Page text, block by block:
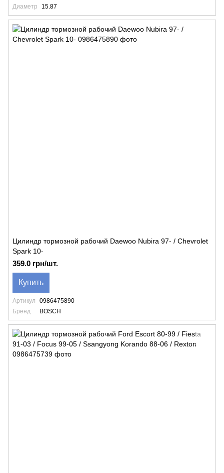
Диаметр
15.87
Цилиндр тормозной рабочий Daewoo Nubira 97- / Chevrolet
Spark 10-
359.0 грн/шт.
Купить
Артикул
0986475890
Бренд
BOSCH